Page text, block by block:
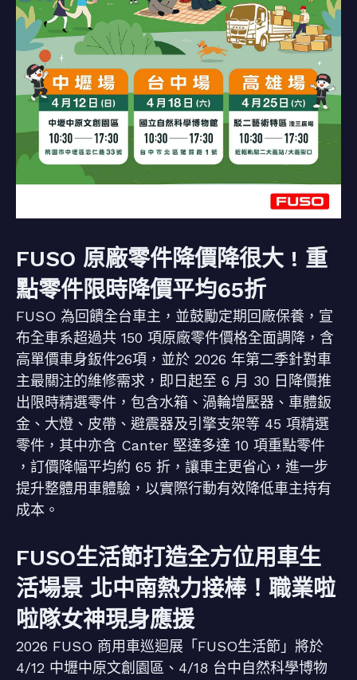
FUSO 原廠零件降價降很大 ! 重
點零件限時降價平均65折
FUSO 為回饋全台車主，並鼓勵定期回廠保養，宣
布全車系超過共 150 項原廠零件價格全面調降，含
高單價車身鈑件26項，並於 2026 年第二季針對車
主最關注的維修需求，即日起至 6 月 30 日降價推
出限時精選零件，包含水箱、渦輪增壓器、車體鈑
金、大燈、皮帶、避震器及引擎支架等 45 項精選
零件，其中亦含 Canter 堅達多達 10 項重點零件
，訂價降幅平均約 65 折，讓車主更省心，進一步
提升整體用車體驗，以實際行動有效降低車主持有
成本。
FUSO生活節打造全方位用車生
活場景 北中南熱力接棒！職業啦
啦隊女神現身應援
2026 FUSO 商用車巡迴展「FUSO生活節」將於
4/12 中壢中原文創園區、4/18 台中自然科學博物